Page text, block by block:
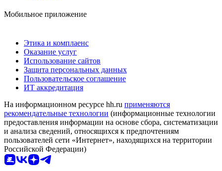
Мобильное приложение
Этика и комплаенс
Оказание услуг
Использование сайтов
Защита персональных данных
Пользовательское соглашение
ИТ аккредитация
На информационном ресурсе hh.ru применяются
рекомендательные технологии (информационные технологии
предоставления информации на основе сбора, систематизации
и анализа сведений, относящихся к предпочтениям
пользователей сети «Интернет», находящихся на территории
Российской Федерации)